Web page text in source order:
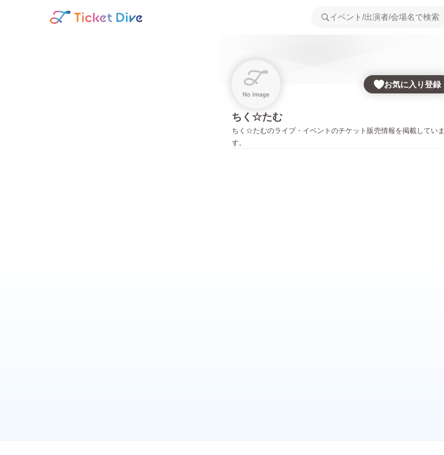
お気に入り登録
ちく☆たむ
ちく☆たむのライブ・イベントのチケット販売情報を掲載していま
す。